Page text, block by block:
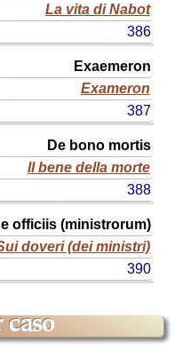
La vita di Nabot
386
Exaemeron
Exameron
387
De bono mortis
Il bene della morte
388
officiis (ministrorum)
doveri (dei ministri)
390
caso